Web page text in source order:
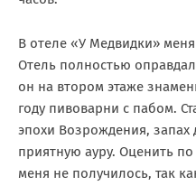
В отеле «У Медвидки»
Отель полностью
он на втором этаже
году пивоварни с пабом.
эпохи Возрождения, запах
приятную ауру. Оценить
меня не получилось, так